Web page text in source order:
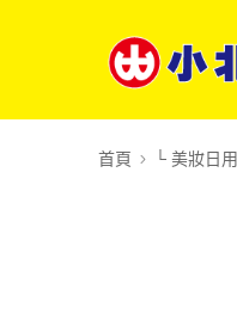
首頁 └ 美妝日用